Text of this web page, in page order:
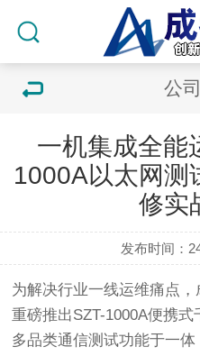
公
一机集成全能
1000A以太网测
修实
发布时间：
为解决行业一线运维痛点
重磅推出SZT-1000A便携
多品类通信测试功能于一